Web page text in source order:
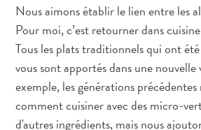
de
vacances
Maisons
de
vacances
Tout
inclus
Nous aimons établir le lien entre les
Pour moi, c’est retourner dans
Tous les plats traditionnels qui ont
vous sont apportés dans une nouvelle
exemple, les générations précédentes
comment cuisiner avec des micro-
d'autres ingrédients, mais nous